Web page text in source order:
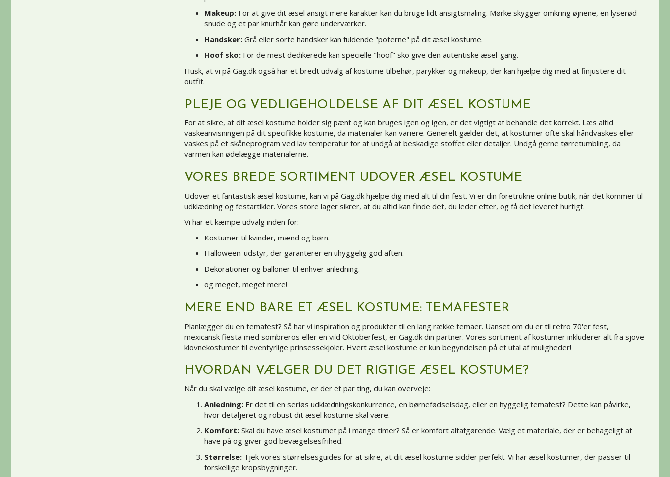
Makeup:For at give dit æsel ansigt mere karakter kan du bruge lidt ansigtsmaling. Mørke skygger omkring øjnene, en lyserød
snude og et par knurhår kan gøre underværker.
Handsker:Grå eller sorte handsker kan fuldende "poterne" på dit æsel kostume.
Hoof sko:For de mest dedikerede kan specielle "hoof" sko give den autentiske æsel-gang.
Husk, at vi på Gag.dk også har et bredt udvalg afkostume tilbehør, parykkerog makeup, der kan hjælpe dig med at finjustere dit
outfit.
PLEJE OG VEDLIGEHOLDELSE AF DIT ÆSEL KOSTUME
For at sikre, at dit æsel kostume holder sig pænt og kan bruges igen og igen, er det vigtigt at behandle det korrekt. Læs altid
vaskeanvisningen på dit specifikke kostume, da materialer kan variere. Generelt gælder det, at kostumer ofte skal håndvaskes eller
vaskes på et skåneprogram ved lav temperatur for at undgå at beskadige stoffet eller detaljer. Undgå gerne tørretumbling, da
varmen kan ødelægge materialerne.
VORES BREDE SORTIMENT UDOVER ÆSEL KOSTUME
Udover et fantastisk æsel kostume, kan vi på Gag.dk hjælpe dig med alt til din fest. Vi er din foretrukne online butik, når det kommer til
udklædning og festartikler. Vores store lager sikrer, at du altid kan finde det, du leder efter, og få det leveret hurtigt.
Vi har et kæmpe udvalg inden for:
Kostumer til kvinder, mænd og børn.
Halloween-udstyr, der garanterer en uhyggelig god aften.
Dekorationer og ballonertil enhver anledning.
og meget, meget mere!
MERE END BARE ET ÆSEL KOSTUME: TEMAFESTER
Planlægger du en temafest? Så har vi inspiration og produkter til en lang række temaer. Uanset om du er til retro 70'er fest,
mexicansk fiesta med sombreros eller en vild Oktoberfest, er Gag.dk din partner. Vores sortiment af kostumer inkluderer alt fra sjove
klovnekostumertil eventyrlige prinsessekjoler. Hvert æsel kostume er kun begyndelsen på et utal af muligheder!
HVORDAN VÆLGER DU DET RIGTIGE ÆSEL KOSTUME?
Når du skal vælge dit æsel kostume, er der et par ting, du kan overveje:
Anledning:Er det til en seriøs udklædningskonkurrence, en børnefødselsdag, eller en hyggelig temafest? Dette kan påvirke,
hvor detaljeret og robust dit æsel kostume skal være.
Komfort:Skal du have æsel kostumet på i mange timer? Så er komfort altafgørende. Vælg et materiale, der er behageligt at
have på og giver god bevægelsesfrihed.
Størrelse:Tjek vores størrelsesguides for at sikre, at dit æsel kostume sidder perfekt. Vi har æsel kostumer, der passer til
forskellige kropsbygninger.